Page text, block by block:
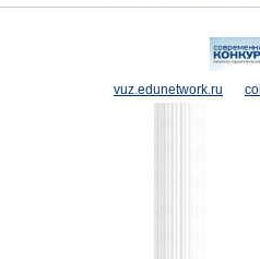
vuz.edunetwork.ru